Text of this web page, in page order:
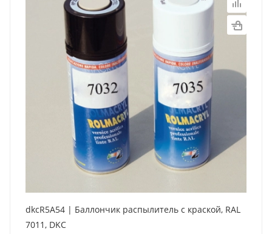
dkcR5A54 | Баллончик распылитель с краской, RAL
7011, DKC